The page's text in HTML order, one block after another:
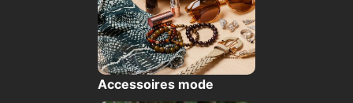
Accessoires mode